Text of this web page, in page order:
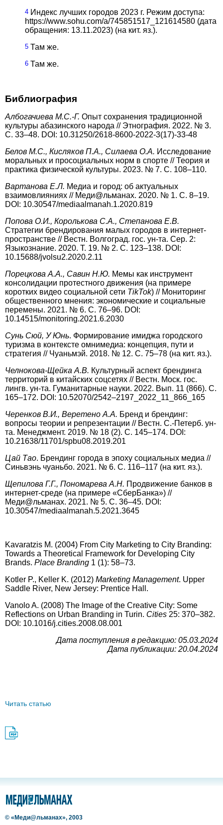
4 Индекс лучших городов 2023 г. Режим доступа:
https://www.sohu.com/a/745851517_121614580 (дата
обращения: 13.11.2023) (на кит. яз.).
5 Там же.
6 Там же.
Библиография
Албогачиева М.С.-Г. Опыт сохранения традиционной
культуры абазинского народа // Этнография. 2022. № 3.
С. 33–48. DOI: 10.31250/2618-8600-2022-3(17)-33-48
Белов М.С., Кисляков П.А., Силаева О.А. Исследование
моральных и просоциальных норм в спорте // Теория и
практика физической культуры. 2023. № 7. C. 108–110.
Вартанова Е.Л. Медиа и город: об актуальных
взаимовлияниях // Меди@льманах. 2020. № 1. С. 8–19.
DOI: 10.30547/mediaalmanah.1.2020.819
Попова О.И., Королькова С.А., Степанова Е.В.
Стратегии брендирования малых городов в интернет-
пространстве // Вестн. Волгоград. гос. ун-та. Сер. 2:
Языкознание. 2020. Т. 19. № 2. С. 123–138. DOI:
10.15688/jvolsu2.2020.2.11
Порецкова А.А., Савин Н.Ю. Мемы как инструмент
консолидации протестного движения (на примере
коротких видео социальной сети TikTok) // Мониторинг
общественного мнения: экономические и социальные
перемены. 2021. № 6. С. 76–96. DOI:
10.14515/monitoring.2021.6.2030
Сунь Сюй, У Юнь. Формирование имиджа городского
туризма в контексте омнимедиа: концепция, пути и
стратегия // Чуаньмэй. 2018. № 12. С. 75–78 (на кит. яз.).
Челнокова-Щейка А.В. Культурный аспект брендинга
территорий в китайских соц­сетях // Вестн. Моск. гос.
лингв. ун-та. Гуманитарные науки. 2022. Вып. 11 (866). С.
165–172. DOI: 10.52070/2542–2197_2022_11_866_165
Черенков В.И., Веретено А.А. Бренд и брендинг:
вопросы теории и репрезентации // Вестн. С.-Петерб. ун-
та. Менеджмент. 2019. № 18 (2). С. 145–174. DOI:
10.21638/11701/spbu08.2019.201
Цай Тао. Брендинг города в эпоху социальных медиа //
Синьвэнь чуаньбо. 2021. № 6. С. 116–117 (на кит. яз.).
Щепилова Г.Г., Пономарева А.Н. Продвижение банков в
интернет-среде (на примере «СберБанка») //
Меди@льманах. 2021. № 5. С. 36–45. DOI:
10.30547/mediaalmanah.5.2021.3645
Kavaratzis M. (2004) From City Marketing to City Branding:
Towards a Theoretical Framework for Developing City
Brands. Place Branding 1 (1): 58–73.
Kotler P., Keller K. (2012) Marketing Management. Upper
Saddle River, New Jersey: Prentice Hall.
Vanolo A. (2008) The Image of the Creative City: Some
Reflections on Urban Branding in Turin. Cities 25: 370–382.
DOI: 10.1016/j.cities.2008.08.001
Дата поступления в редакцию: 05.03.2024
Дата публикации: 20.04.2024
Читать статью
© «Меди@льманах», 2003